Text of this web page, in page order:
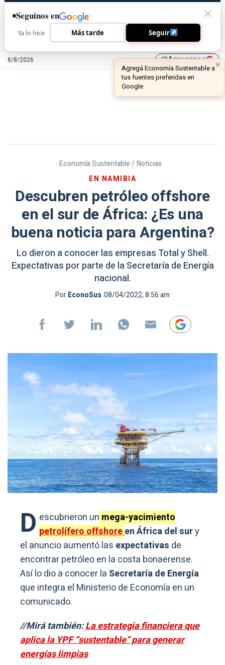
8/8/2026 library_addAgreganos
Economía Sustentable / Noticias
EN NAMIBIA
Descubren petróleo offshore
en el sur de África: ¿Es una
buena noticia para Argentina?
Lo dieron a conocer las empresas Total y Shell.
Expectativas por parte de la Secretaría de Energía
nacional.
PorEconoSus 08/04/2022, 8:56 am
D escubrieron un mega-yacimiento
petrolífero offshoreen África del sury
el anuncio aumentó las expectativas de
encontrar petróleo en la costa bonaerense.
Así lo dio a conocer la Secretaría de Energía
que integra el Ministerio de Economía en un
comunicado.
//Mirá también:La estrategia financiera que
aplica la YPF “sustentable” para generar
energías limpias
Seguinos en
Ya lo hice Más tarde Seguir